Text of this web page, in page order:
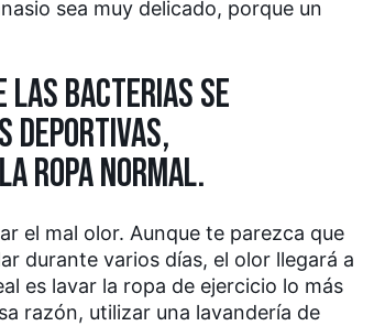
sea muy delicado, porque un
LAS BACTERIAS SE
DEPORTIVAS,
ROPA NORMAL.
el mal olor. Aunque te parezca que
durante varios días, el olor llegará a
es lavar la ropa de ejercicio lo más
razón, utilizar una lavandería de